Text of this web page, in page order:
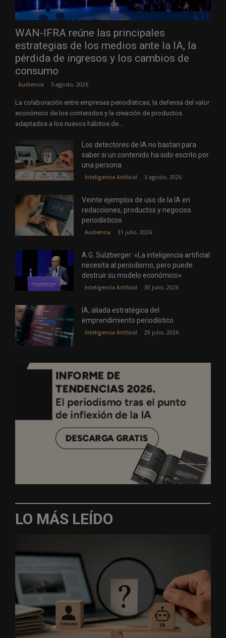
WAN-IFRA reúne las principales
estrategias de los medios ante la IA, la
pérdida de ingresos y los cambios de
consumo
Audiencia 5 agosto, 2026
La colaboración entre empresas periodísticas, la defensa del valor
económico de los contenidos y la creación de productos
adaptados a los nuevos hábitos de...
Los detectores de IA no bastan para
saber si un contenido ha sido escrito por
una persona
Inteligencia Artificial 3 agosto, 2026
Veinte ejemplos de uso de la IA en
redacciones, productos y negocios
periodísticos
Audiencia 31 julio, 2026
A.G. Sulzberger: «La inteligencia artificial
necesita al periodismo, pero puede
destruir su modelo económico»
Inteligencia Artificial 30 julio, 2026
IA, aliada estratégica del
emprendimiento periodístico
Inteligencia Artificial 29 julio, 2026
LO MÁS LEÍDO